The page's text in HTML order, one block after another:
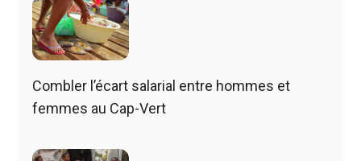
Combler l’écart salarial entre hommes et
femmes au Cap-Vert